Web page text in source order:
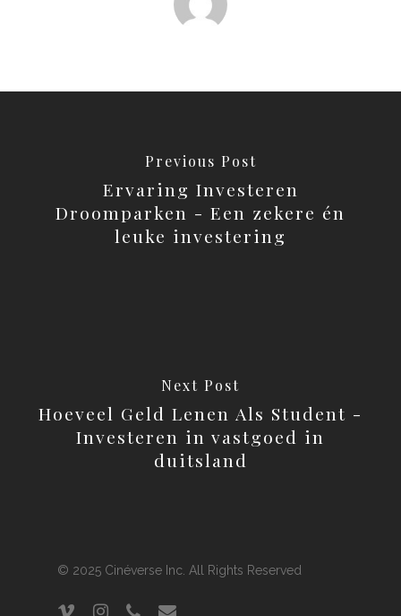
Previous Post
Ervaring Investeren
Droomparken - Een zekere én
leuke investering
Next Post
Hoeveel Geld Lenen Als Student -
Investeren in vastgoed in
duitsland
© 2025 Cinéverse Inc. All Rights Reserved